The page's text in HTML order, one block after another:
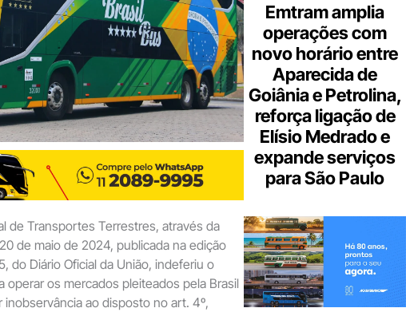
de Transportes Terrestres, através da
de maio de 2024, publicada na edição
do Diário Oficial da União, indeferiu o
operar os mercados pleiteados pela Brasil
ao disposto no art. 4º,
Emtram amplia
operações com
novo horário entre
Aparecida de
Goiânia e Petrolina,
reforça ligação de
Elísio Medrado e
expande serviços
para São Paulo